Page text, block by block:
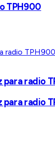
TPH900
radio
radio